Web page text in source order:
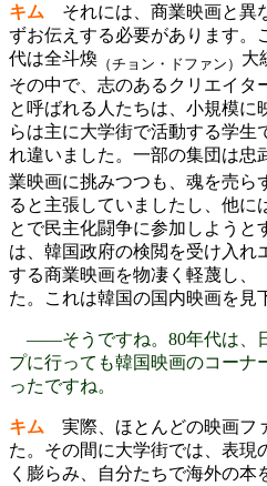
キム それには、商業映画と異
ずお伝えする必要があります。
代は全斗煥 （チョン・ドファン） 大
その中で、志のあるクリエイタ
と呼ばれる人たちは、小規模に
らは主に大学街で活動する学生
れ違いました。一部の集団は忠
業映画に挑みつつも、魂を売ら
ると主張していましたし、他に
とで民主化闘争に参加しようと
は、韓国政府の検閲を受け入れ
する商業映画を物凄く軽蔑し、
た。これは韓国の国内映画を見
――そうですね。80年代は、
プに行っても韓国映画のコーナ
ったですね。
キム 実際、ほとんどの映画フ
た。その間に大学街では、表現
く膨らみ、自分たちで海外の本